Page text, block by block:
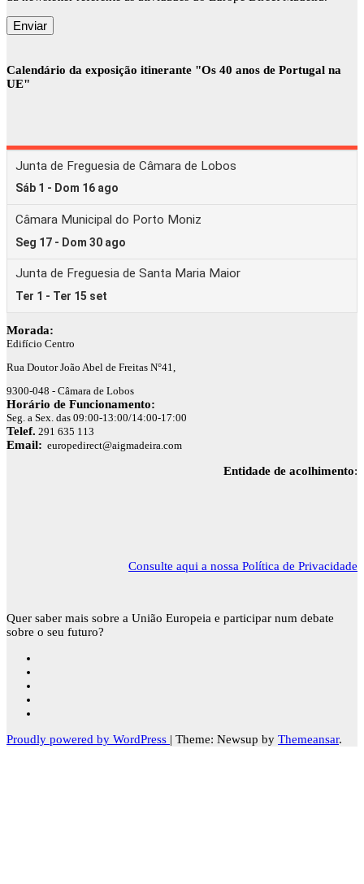
Calendário da exposição itinerante "Os 40 anos de Portugal na
UE"
Morada:
Edifício Centro
Rua Doutor João Abel de Freitas N°41,
9300-048 - Câmara de Lobos
Horário de Funcionamento:
Seg. a Sex. das 09:00-13:00/14:00-17:00
Telef. 291 635 113
Email: europedirect@aigmadeira.com
Entidade de acolhimento:
Consulte aqui a nossa Política de Privacidade
Quer saber mais sobre a União Europeia e participar num debate
sobre o seu futuro?
Proudly powered by WordPress | Theme: Newsup by Themeansar.